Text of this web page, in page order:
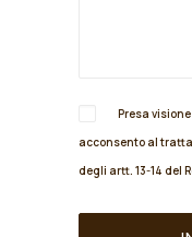
Presa
acconsento al
degli artt. 13-14 del